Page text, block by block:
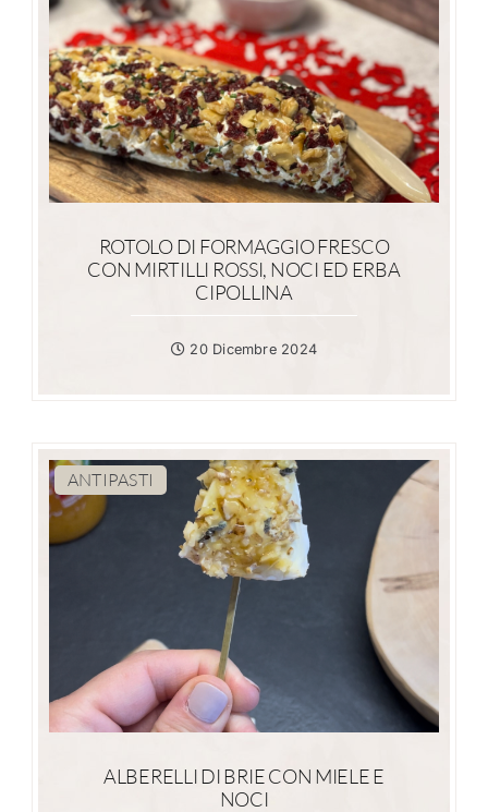
ROTOLO DI FORMAGGIO FRESCO
CON MIRTILLI ROSSI, NOCI ED ERBA
CIPOLLINA
20 Dicembre 2024
ANTIPASTI
ALBERELLI DI BRIE CON MIELE E
NOCI